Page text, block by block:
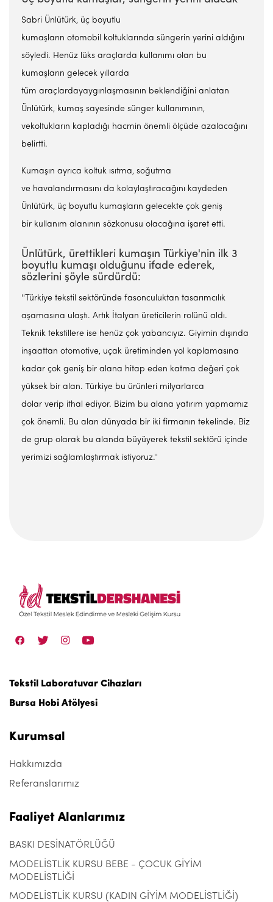
Sabri Ünlütürk, üç boyutlu
kumaşların otomobil koltuklarında süngerin yerini aldığını
söyledi. Henüz lüks araçlarda kullanımı olan bu
kumaşların gelecek yıllarda
tüm araçlardayaygınlaşmasının beklendiğini anlatan
Ünlütürk, kumaş sayesinde sünger kullanımının,
vekoltukların kapladığı hacmin önemli ölçüde azalacağını
belirtti.
Kumaşın ayrıca koltuk ısıtma, soğutma
ve havalandırmasını da kolaylaştıracağını kaydeden
Ünlütürk, üç boyutlu kumaşların gelecekte çok geniş
bir kullanım alanının sözkonusu olacağına işaret etti.
Ünlütürk, ürettikleri kumaşın Türkiye'nin ilk 3
boyutlu kumaşı olduğunu ifade ederek,
sözlerini şöyle sürdürdü:
''Türkiye tekstil sektöründe fasonculuktan tasarımcılık
aşamasına ulaştı. Artık İtalyan üreticilerin rolünü aldı.
Teknik tekstillere ise henüz çok yabancıyız. Giyimin dışında
inşaattan otomotive, uçak üretiminden yol kaplamasına
kadar çok geniş bir alana hitap eden katma değeri çok
yüksek bir alan. Türkiye bu ürünleri milyarlarca
dolar verip ithal ediyor. Bizim bu alana yatırım yapmamız
çok önemli. Bu alan dünyada bir iki firmanın tekelinde. Biz
de grup olarak bu alanda büyüyerek tekstil sektörü içinde
yerimizi sağlamlaştırmak istiyoruz.''
Tekstil Laboratuvar Cihazları
Bursa Hobi Atölyesi
Kurumsal
Hakkımızda
Referanslarımız
Faaliyet Alanlarımız
BASKI DESİNATÖRLÜĞÜ
MODELİSTLİK KURSU BEBE - ÇOCUK GİYİM
MODELİSTLİĞİ
MODELİSTLİK KURSU (KADIN GİYİM MODELİSTLİĞİ)